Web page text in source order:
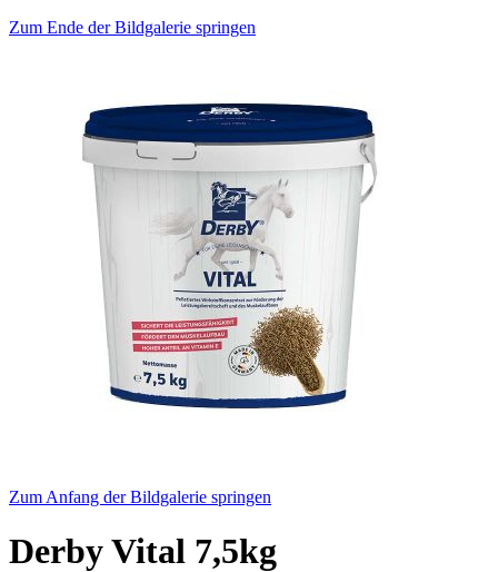
Zum Ende der Bildgalerie springen
Zum Anfang der Bildgalerie springen
Derby Vital 7,5kg